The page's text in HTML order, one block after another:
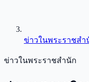
ข่าวในพระราชสำ
ข่าวในพระราชสำนัก